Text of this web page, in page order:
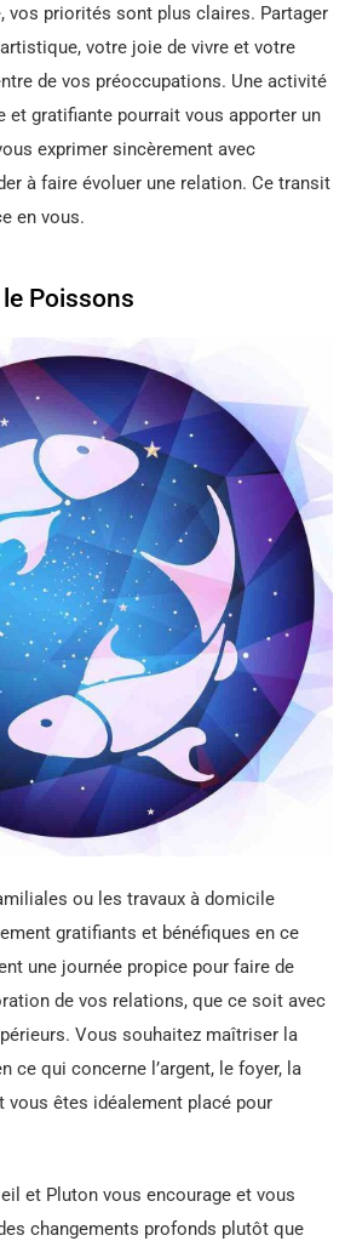
vos priorités sont plus claires. Partager
votre joie de vivre et votre
de vos préoccupations. Une activité
et gratifiante pourrait vous apporter un
exprimer sincèrement avec
à faire évoluer une relation. Ce transit
en vous.
Poissons
ou les travaux à domicile
gratifiants et bénéfiques en ce
une journée propice pour faire de
de vos relations, que ce soit avec
Vous souhaitez maîtriser la
ce qui concerne l’argent, le foyer, la
êtes idéalement placé pour
et Pluton vous encourage et vous
changements profonds plutôt que